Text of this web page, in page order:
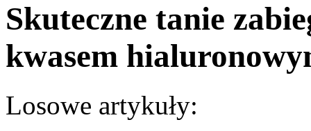
Skuteczne tanie
kwasem
Losowe artykuły: